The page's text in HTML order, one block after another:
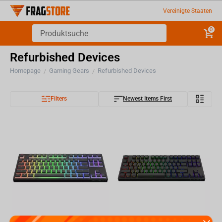
Vereinigte Staaten
0
Refurbished Devices
Homepage / Gaming Gears / Refurbished Devices
Filters Newest Items First